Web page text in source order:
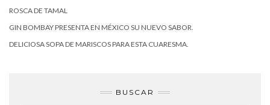
ROSCA DE TAMAL
GIN BOMBAY PRESENTA EN MÉXICO SU NUEVO SABOR.
DELICIOSA SOPA DE MARISCOS PARA ESTA CUARESMA.
BUSCAR